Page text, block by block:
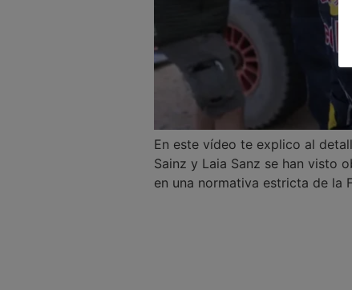
En este vídeo te explico al
Sainz y Laia Sanz se han visto
en una normativa estricta de la